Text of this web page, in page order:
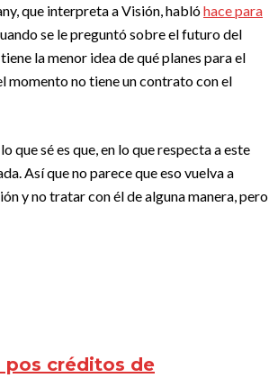
que interpreta a Visión, hablóhace para
se le preguntó sobre el futuro del
la menor idea de qué planes para el
momento no tiene un contrato con el
que sé es que, en lo que respecta a este
Así que no parece que eso vuelva a
y no tratar con él de alguna manera, pero
pos créditos de